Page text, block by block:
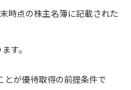
時点の株主名簿に記載された
す。
とが優待取得の前提条件で